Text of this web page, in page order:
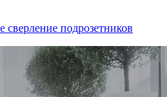
сверление подрозетников